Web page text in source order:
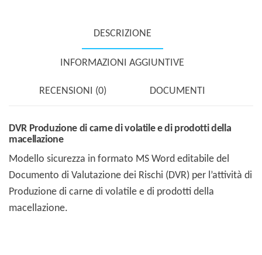
quantità
DESCRIZIONE
INFORMAZIONI AGGIUNTIVE
RECENSIONI (0) DOCUMENTI
DVR Produzione di carne di volatile e di prodotti della
macellazione
Modello sicurezza in formato MS Word editabile del
Documento di Valutazione dei Rischi (DVR) per l’attività di
Produzione di carne di volatile e di prodotti della
macellazione.